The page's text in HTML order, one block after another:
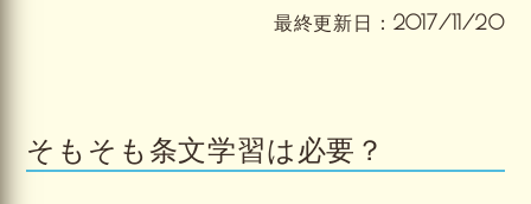
最終更新日： 2017/11/20
そもそも条文学習は必要？